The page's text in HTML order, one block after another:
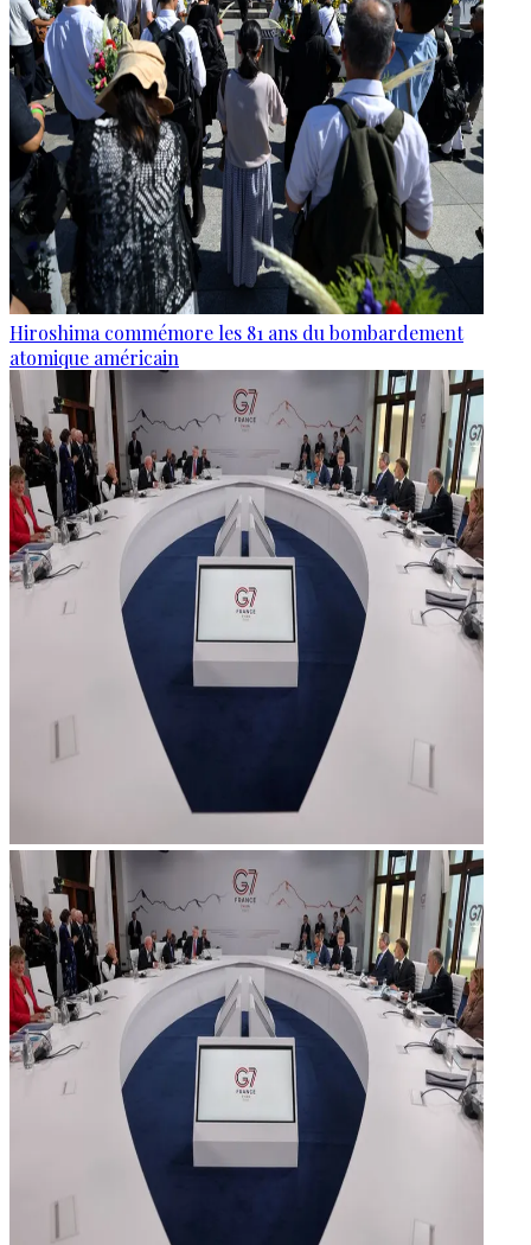
Hiroshima commémore les 81 ans du bombardement
atomique américain